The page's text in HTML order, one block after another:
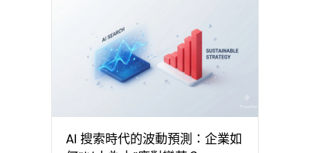
AI 搜索時代的波動預測：企業如